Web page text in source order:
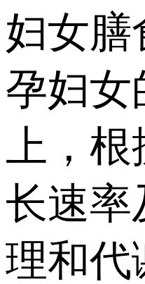
妇女膳
孕妇女
上，根
长速率
理和代